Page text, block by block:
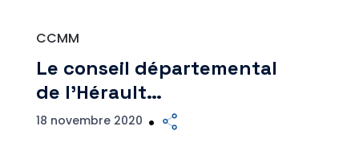
CCMM
Le conseil départemental
de l’Hérault…
18 novembre 2020